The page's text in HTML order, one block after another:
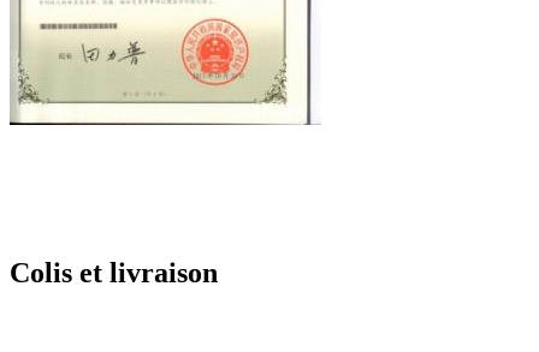
Colis et livraison